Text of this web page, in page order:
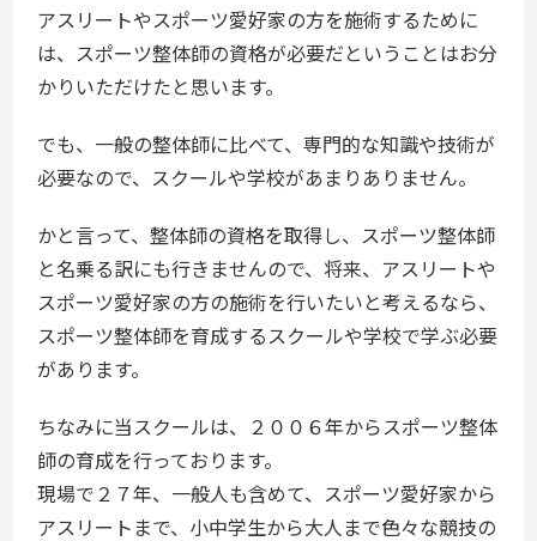
アスリートやスポーツ愛好家の方を施術するために
は、スポーツ整体師の資格が必要だということはお分
かりいただけたと思います。
でも、一般の整体師に比べて、専門的な知識や技術が
必要なので、スクールや学校があまりありません。
かと言って、整体師の資格を取得し、スポーツ整体師
と名乗る訳にも行きませんので、将来、アスリートや
スポーツ愛好家の方の施術を行いたいと考えるなら、
スポーツ整体師を育成するスクールや学校で学ぶ必要
があります。
ちなみに当スクールは、２００６年からスポーツ整体
師の育成を行っております。
現場で２７年、一般人も含めて、スポーツ愛好家から
アスリートまで、小中学生から大人まで色々な競技の